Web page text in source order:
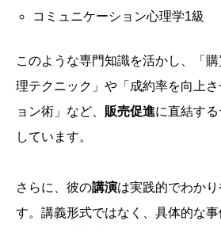
コミュニケーション心理学1級
このような専門知識を活かし、「
理テクニック」や「成約率を向上
ョン術」など、 販売促進に直結す
しています。
さらに、彼の講演は実践的でわか
す。講義形式ではなく、具体的な事